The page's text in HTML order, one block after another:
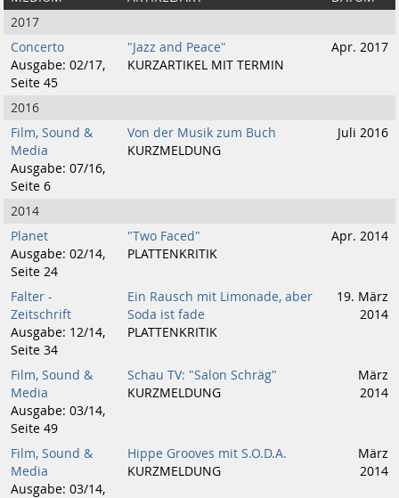
2017
Concerto
Ausgabe: 02/17,
Seite 45
"Jazz and Peace"
KURZARTIKEL MIT TERMIN
Apr. 2017
2016
Film, Sound &
Media
Ausgabe: 07/16,
Seite 6
Von der Musik zum Buch
KURZMELDUNG
Juli 2016
2014
Planet
Ausgabe: 02/14,
Seite 24
"Two Faced"
PLATTENKRITIK
Apr. 2014
Falter -
Zeitschrift
Ausgabe: 12/14,
Seite 34
Ein Rausch mit Limonade, aber
Soda ist fade
PLATTENKRITIK
19. März
2014
Film, Sound &
Media
Ausgabe: 03/14,
Seite 49
Schau TV: "Salon Schräg"
KURZMELDUNG
März
2014
Film, Sound &
Media
Ausgabe: 03/14,
Hippe Grooves mit S.O.D.A.
KURZMELDUNG
März
2014